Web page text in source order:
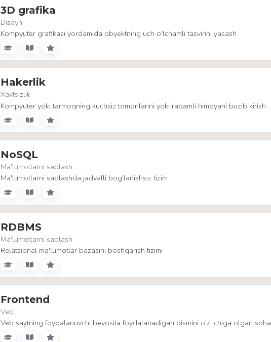
3D grafika
Dizayn
Kompyuter grafikasi yordamida obyektning uch o'lchamli tasvirini yasash
Hakerlik
Xavfsizlik
Kompyuter yoki tarmoqning kuchsiz tomonlarini yoki raqamli himoyani buzib kirish
NoSQL
Ma'lumotlarni saqlash
Ma'lumotlarni saqlashda jadvalli bog'lanishsiz tizim
RDBMS
Ma'lumotlarni saqlash
Relatsional ma'lumotlar bazasini boshqarish tizimi
Frontend
Veb
Veb saytning foydalanuvchi bevosita foydalanadigan qismini o'z ichiga olgan soha